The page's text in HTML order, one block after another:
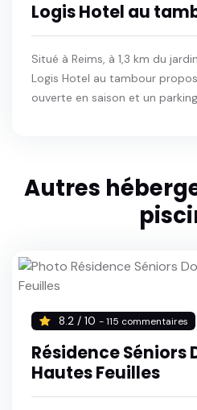
Logis Hotel au
Situé à Reims, à 1,3 km du
Logis Hotel au tambour
ouverte en saison et un
Autres
8.2 / 10 - 115 commentaires
Résidence Séniors
Hautes Feuilles